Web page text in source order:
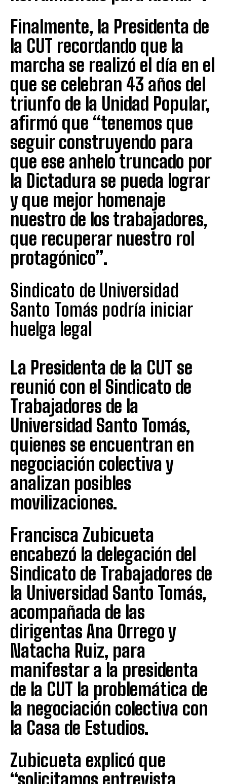
Finalmente, la Presidenta de
la CUT recordando que la
marcha se realizó el día en el
que se celebran 43 años del
triunfo de la Unidad Popular,
afirmó que “tenemos que
seguir construyendo para
que ese anhelo truncado por
la Dictadura se pueda lograr
y que mejor homenaje
nuestro de los trabajadores,
que recuperar nuestro rol
protagónico”.
Sindicato de Universidad
Santo Tomás podría iniciar
huelga legal
La Presidenta de la CUT se
reunió con el Sindicato de
Trabajadores de la
Universidad Santo Tomás,
quienes se encuentran en
negociación colectiva y
analizan posibles
movilizaciones.
Francisca Zubicueta
encabezó la delegación del
Sindicato de Trabajadores de
la Universidad Santo Tomás,
acompañada de las
dirigentas Ana Orrego y
Natacha Ruiz, para
manifestar a la presidenta
de la CUT la problemática de
la negociación colectiva con
la Casa de Estudios.
Zubicueta explicó que